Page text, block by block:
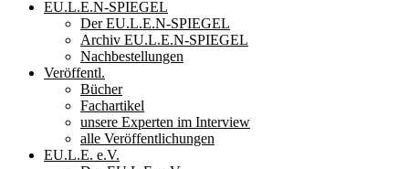
EU.L.E.N-SPIEGEL
Der EU.L.E.N-SPIEGEL
Archiv EU.L.E.N-SPIEGEL
Nachbestellungen
Veröffentl.
Bücher
Fachartikel
unsere Experten im Interview
alle Veröffentlichungen
EU.L.E. e.V.